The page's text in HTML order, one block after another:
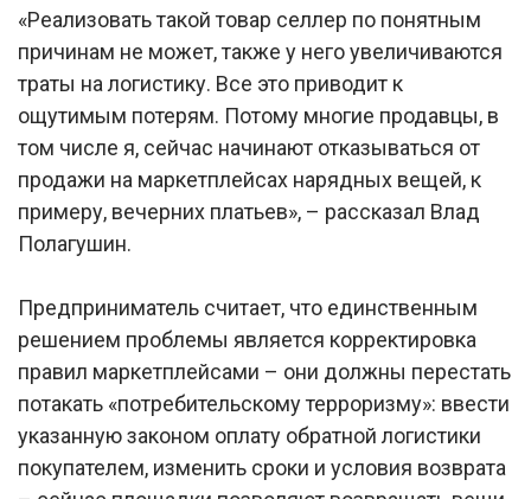
«Реализовать такой товар селлер по понятным
причинам не может, также у него увеличиваются
траты на логистику. Все это приводит к
ощутимым потерям. Потому многие продавцы, в
том числе я, сейчас начинают отказываться от
продажи на маркетплейсах нарядных вещей, к
примеру, вечерних платьев», – рассказал Влад
Полагушин.
Предприниматель считает, что единственным
решением проблемы является корректировка
правил маркетплейсами – они должны перестать
потакать «потребительскому терроризму»: ввести
указанную законом оплату обратной логистики
покупателем, изменить сроки и условия возврата